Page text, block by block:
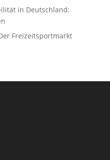
in Deutschland:
Freizeitsportmarkt